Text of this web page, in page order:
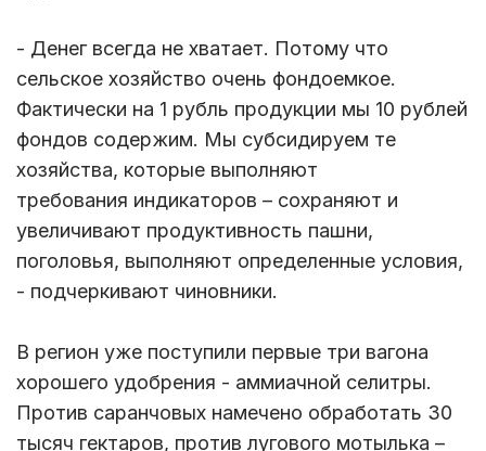
- Денег всегда не хватает. Потому что
сельское хозяйство очень фондоемкое.
Фактически на 1 рубль продукции мы 10 рублей
фондов содержим. Мы субсидируем те
хозяйства, которые выполняют
требования индикаторов – сохраняют и
увеличивают продуктивность пашни,
поголовья, выполняют определенные условия,
- подчеркивают чиновники.
В регион уже поступили первые три вагона
хорошего удобрения - аммиачной селитры.
Против саранчовых намечено обработать 30
тысяч гектаров, против лугового мотылька –